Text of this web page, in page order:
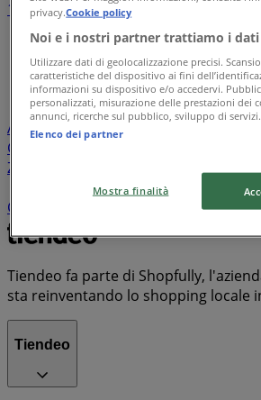
1 345
35
Lidl
Eurospin Conad Coop
Unieuro
Maury's Risparmio
Conad Superstore
KiK Spazio
Acqua & Sapone
PENNY Euronics
Centesimo
Zara
Conad City Il
Aldi Sisa Trony
Carrefour Market
Valleverde
Tiendeo fa parte di Shopfully,
sta reinventando lo shopping locale
Tiendeo
privacy.Cookie policy
Noi e i nostri partner trattiamo i
Utilizzare dati di geolocalizzazione precisi.
caratteristiche del dispositivo ai fini
informazioni su dispositivo e/o accedervi.
personalizzati, misurazione delle prestazioni dei
annunci, ricerche sul pubblico, sviluppo di servizi.
Elenco dei partner
Mostra finalità